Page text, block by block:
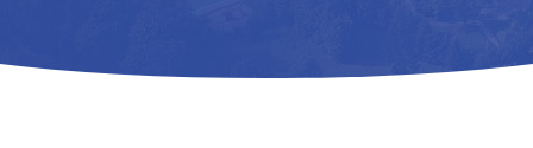
PRO TURISTY
úřad Doubrava